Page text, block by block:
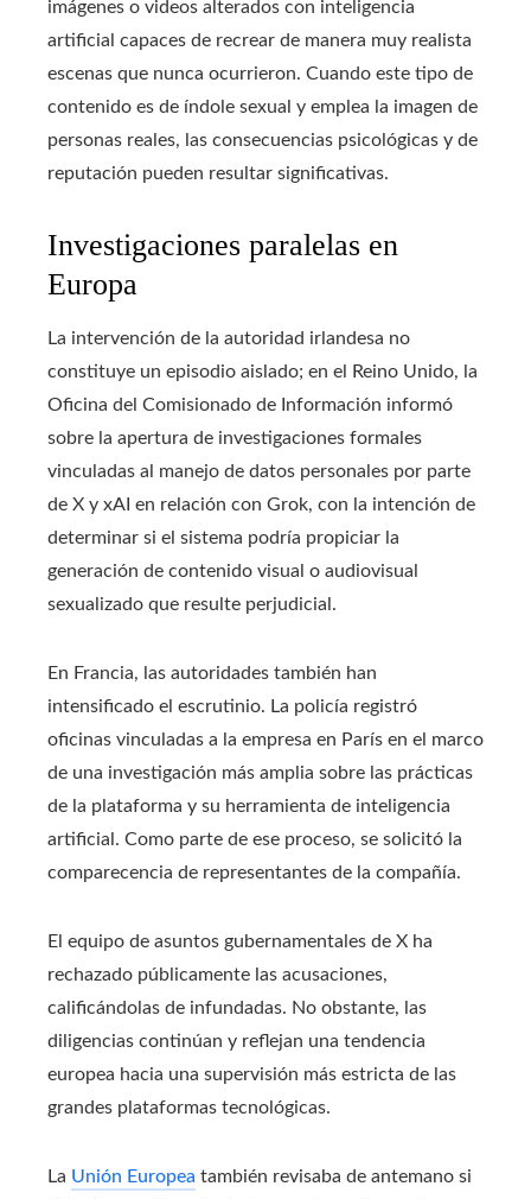
imágenes o videos alterados con inteligencia
artificial capaces de recrear de manera muy realista
escenas que nunca ocurrieron. Cuando este tipo de
contenido es de índole sexual y emplea la imagen de
personas reales, las consecuencias psicológicas y de
reputación pueden resultar significativas.
Investigaciones paralelas en
Europa
La intervención de la autoridad irlandesa no
constituye un episodio aislado; en el Reino Unido, la
Oficina del Comisionado de Información informó
sobre la apertura de investigaciones formales
vinculadas al manejo de datos personales por parte
de X y xAI en relación con Grok, con la intención de
determinar si el sistema podría propiciar la
generación de contenido visual o audiovisual
sexualizado que resulte perjudicial.
En Francia, las autoridades también han
intensificado el escrutinio. La policía registró
oficinas vinculadas a la empresa en París en el marco
de una investigación más amplia sobre las prácticas
de la plataforma y su herramienta de inteligencia
artificial. Como parte de ese proceso, se solicitó la
comparecencia de representantes de la compañía.
El equipo de asuntos gubernamentales de X ha
rechazado públicamente las acusaciones,
calificándolas de infundadas. No obstante, las
diligencias continúan y reflejan una tendencia
europea hacia una supervisión más estricta de las
grandes plataformas tecnológicas.
La Unión Europea también revisaba de antemano si